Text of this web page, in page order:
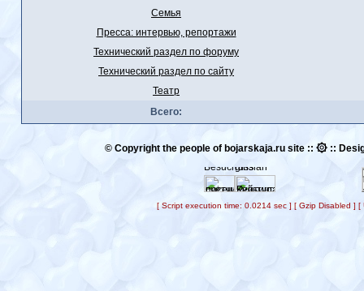
Семья
Пресса: интервью, репортажи
Технический раздел по форуму
Технический раздел по сайту
Театр
Всего:
© Copyright the people of bojarskaja.ru site :: ۞ ::
[ Script execution time: 0.0214 sec ] [ Gzip Disabled ] [